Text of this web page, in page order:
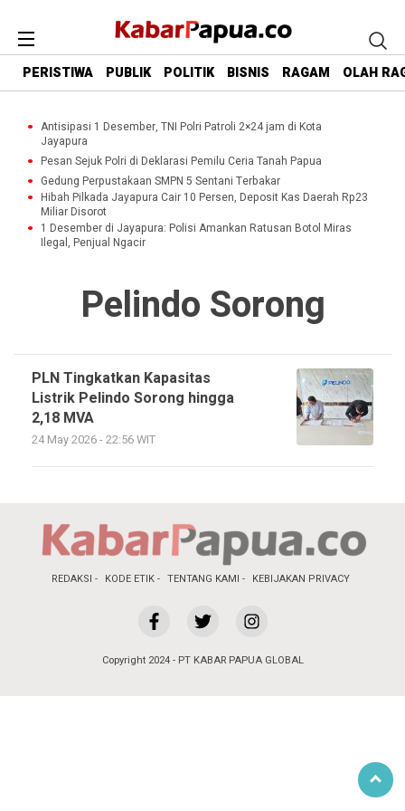
PERISTIWA PUBLIK POLITIK BISNIS RAGAM OLAH
Antisipasi 1 Desember, TNI Polri Patroli 2×24 jam di Kota
Jayapura
Pesan Sejuk Polri di Deklarasi Pemilu Ceria Tanah Papua
Gedung Perpustakaan SMPN 5 Sentani Terbakar
Hibah Pilkada Jayapura Cair 10 Persen, Deposit Kas Daerah Rp23
Miliar Disorot
1 Desember di Jayapura: Polisi Amankan Ratusan Botol Miras
Ilegal, Penjual Ngacir
Pelindo Sorong
PLN Tingkatkan Kapasitas
Listrik Pelindo Sorong hingga
2,18 MVA
24 May 2026 - 22:56 WIT
REDAKSI KODE ETIK TENTANG KAMI KEBIJAKAN PRIVACY
Copyright 2024 - PT KABAR PAPUA GLOBAL